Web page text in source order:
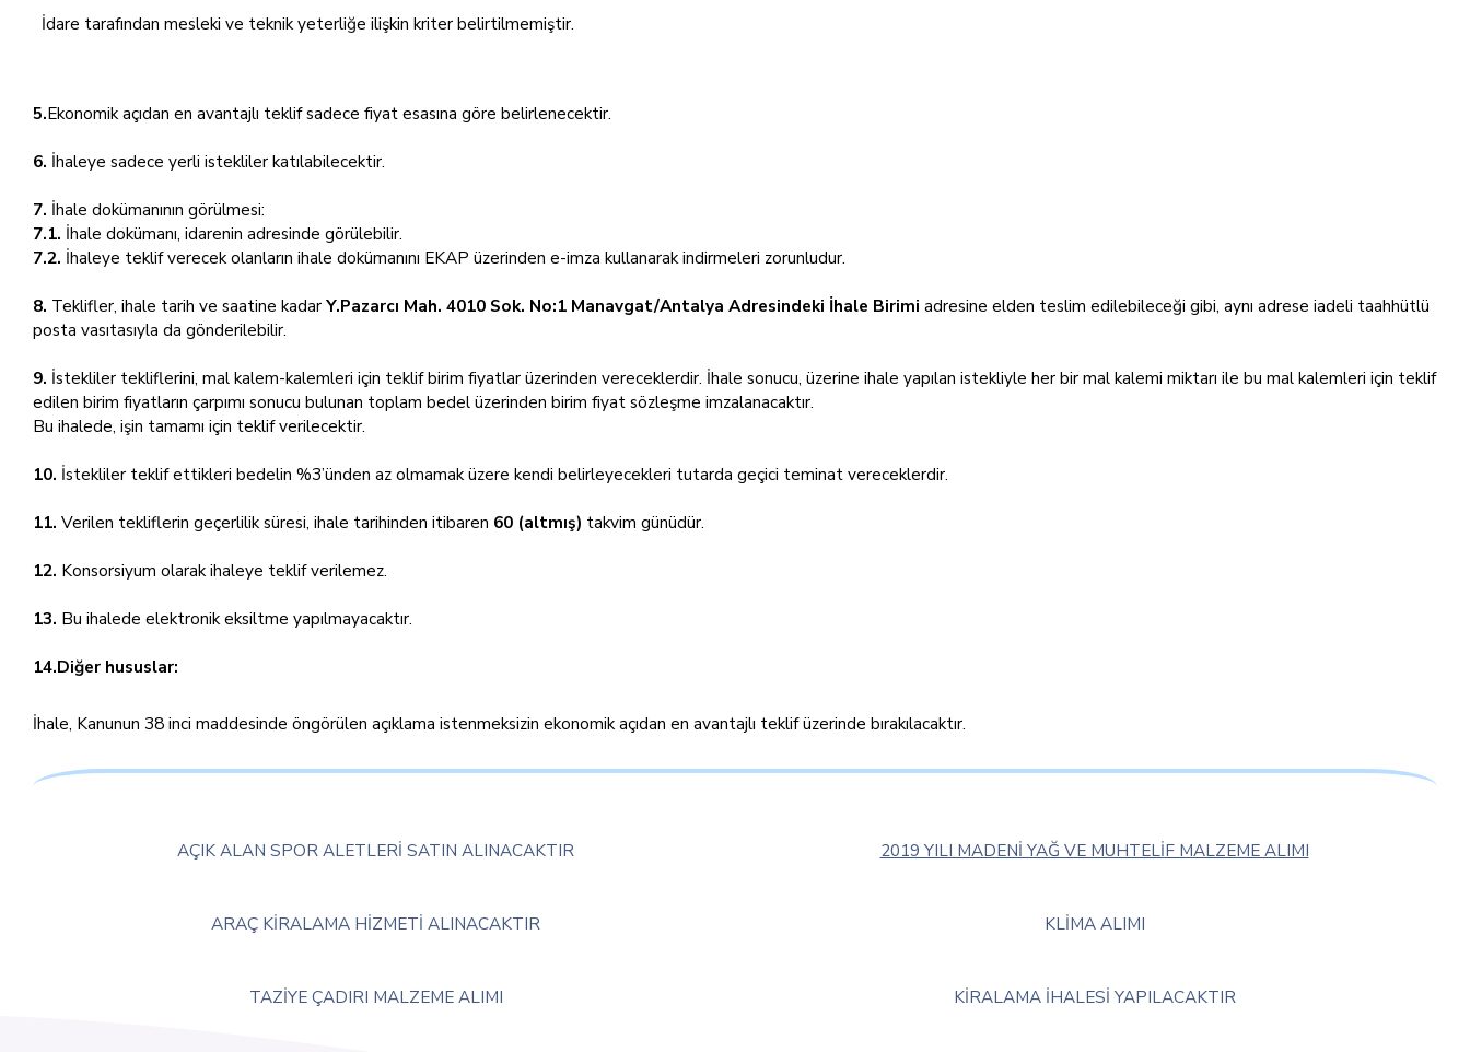
İdare tarafından mesleki ve teknik yeterliğe ilişkin kriter belirtilmemiştir.
5.Ekonomik açıdan en avantajlı teklif sadece fiyat esasına göre belirlenecektir.
6. İhaleye sadece yerli istekliler katılabilecektir.
7. İhale dokümanının görülmesi:
7.1. İhale dokümanı, idarenin adresinde görülebilir.
7.2. İhaleye teklif verecek olanların ihale dokümanını EKAP üzerinden e-imza kullanarak indirmeleri zorunludur.
8. Teklifler, ihale tarih ve saatine kadarY.Pazarcı Mah. 4010 Sok. No:1 Manavgat/Antalya Adresindeki İhale Birimi adresine elden teslim edilebileceği gibi, aynı adrese iadeli taahhütlü
posta vasıtasıyla da gönderilebilir.
9. İstekliler tekliflerini, mal kalem-kalemleri için teklif birim fiyatlar üzerinden vereceklerdir. İhale sonucu, üzerine ihale yapılan istekliyle her bir mal kalemi miktarı ile bu mal kalemleri için teklif
edilen birim fiyatların çarpımı sonucu bulunan toplam bedel üzerinden birim fiyat sözleşme imzalanacaktır.
Bu ihalede, işin tamamı için teklif verilecektir.
10. İstekliler teklif ettikleri bedelin %3’ünden az olmamak üzere kendi belirleyecekleri tutarda geçici teminat vereceklerdir.
11. Verilen tekliflerin geçerlilik süresi, ihale tarihinden itibaren 60 (altmış) takvim günüdür.
12. Konsorsiyum olarak ihaleye teklif verilemez.
13. Bu ihalede elektronik eksiltme yapılmayacaktır.
14.Diğer hususlar:
İhale, Kanunun 38 inci maddesinde öngörülen açıklama istenmeksizin ekonomik açıdan en avantajlı teklif üzerinde bırakılacaktır.
AÇIK ALAN SPOR ALETLERİ SATIN ALINACAKTIR 2019 YILI MADENİ YAĞ VE MUHTELİF MALZEME ALIMI
ARAÇ KİRALAMA HİZMETİ ALINACAKTIR KLİMA ALIMI
TAZİYE ÇADIRI MALZEME ALIMI KİRALAMA İHALESİ YAPILACAKTIR